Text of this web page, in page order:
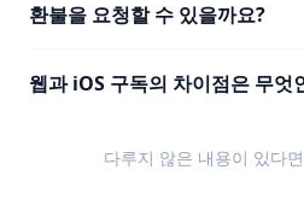
환불을 요청할 수 있을까요?
웹과 iOS 구독의 차이점은 무엇
다루지 않은 내용이 있다면